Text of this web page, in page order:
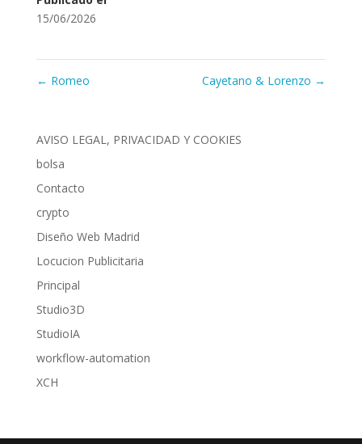
15/06/2026
← Romeo Cayetano & Lorenzo →
AVISO LEGAL, PRIVACIDAD Y COOKIES
bolsa
Contacto
crypto
Diseño Web Madrid
Locucion Publicitaria
Principal
Studio3D
StudioIA
workflow-automation
XCH